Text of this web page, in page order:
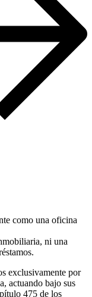
como una oficina
ni una
exclusivamente por
actuando bajo sus
475 de los